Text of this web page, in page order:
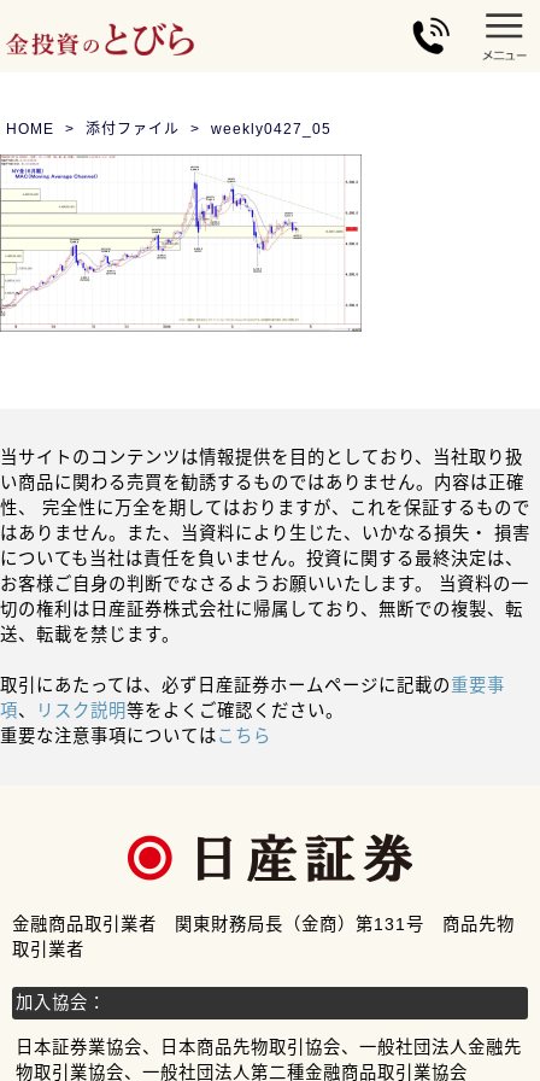
HOME 添付ファイル weekly0427_05
当サイトのコンテンツは情報提供を目的としており、当社取り扱
い商品に関わる売買を勧誘するものではありません。内容は正確
性、 完全性に万全を期してはおりますが、これを保証するもので
はありません。また、当資料により生じた、いかなる損失・ 損害
についても当社は責任を負いません。投資に関する最終決定は、
お客様ご自身の判断でなさるようお願いいたします。 当資料の一
切の権利は日産証券株式会社に帰属しており、無断での複製、転
送、転載を禁じます。
取引にあたっては、必ず日産証券ホームページに記載の重要事
項、 リスク説明等をよくご確認ください。
重要な注意事項についてはこちら
金融商品取引業者 関東財務局長（金商）第131号 商品先物
取引業者
加入協会：
日本証券業協会、日本商品先物取引協会、一般社団法人金融先
物取引業協会、一般社団法人第二種金融商品取引業協会